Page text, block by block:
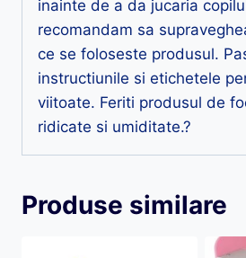
inainte de a da jucaria
recomandam sa
ce se foloseste produsul.
instructiunile si etichetele
viitoate. Feriti produsul de
ridicate si umiditate.?
Produse similare